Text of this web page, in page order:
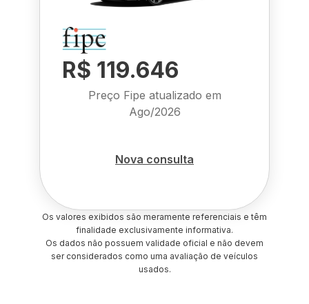
R$ 119.646
Preço Fipe atualizado em
Ago/2026
Nova consulta
Os valores exibidos são meramente referenciais e têm
finalidade exclusivamente informativa.
Os dados não possuem validade oficial e não devem
ser considerados como uma avaliação de veículos
usados.